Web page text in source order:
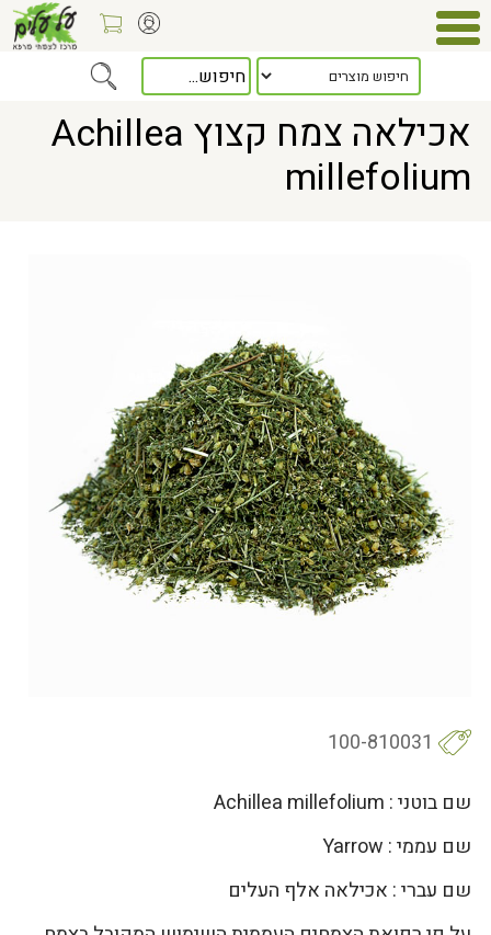
> אכילאה צמח קצוץ Achillea millefolium
אכילאה צמח קצוץ Achillea
millefolium
100-810031
שם בוטני : Achillea millefolium
שם עממי : Yarrow
שם עברי : אכילאה אלף העלים